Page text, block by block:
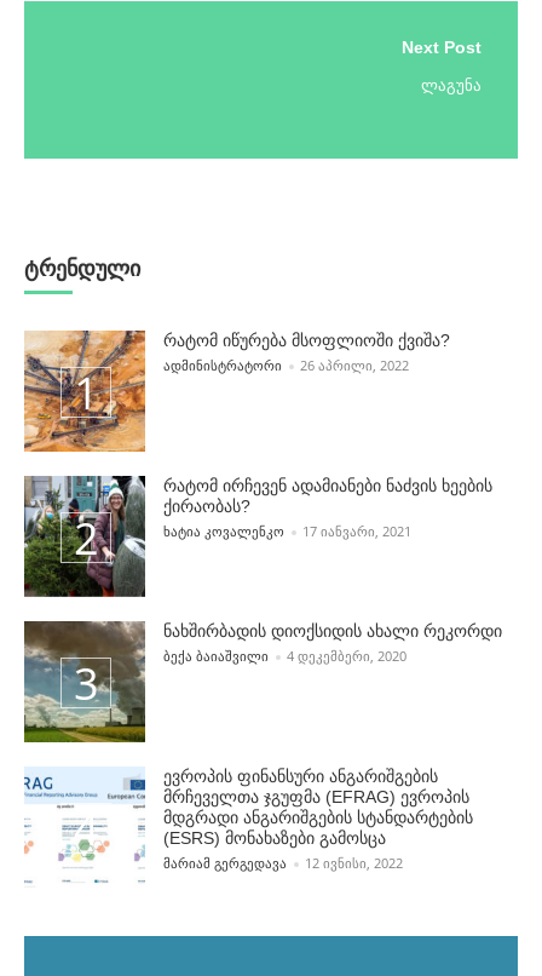
Next Post
ლაგუნა
ტრენდული
რატომ იწურება მსოფლიოში ქვიშა?
POSTED BY
ᲐᲓᲛᲘᲜᲘᲡᲢᲠᲐᲢᲝᲠᲘ 26 ᲐᲞᲠᲘᲚᲘ, 2022
რატომ ირჩევენ ადამიანები ნაძვის ხეების
ქირაობას?
POSTED BY
ᲮᲐᲢᲘᲐ ᲙᲝᲕᲐᲚᲔᲜᲙᲝ 17 ᲘᲐᲜᲕᲐᲠᲘ, 2021
ნახშირბადის დიოქსიდის ახალი რეკორდი
POSTED BY
ᲑᲔᲥᲐ ᲑᲐᲘᲐᲨᲕᲘᲚᲘ 4 ᲓᲔᲙᲔᲛᲑᲔᲠᲘ, 2020
ევროპის ფინანსური ანგარიშგების
მრჩეველთა ჯგუფმა (EFRAG) ევროპის
მდგრადი ანგარიშგების სტანდარტების
(ESRS) მონახაზები გამოსცა
POSTED BY
ᲛᲐᲠᲘᲐᲛ ᲒᲔᲠᲒᲔᲓᲐᲕᲐ 12 ᲘᲕᲜᲘᲡᲘ, 2022